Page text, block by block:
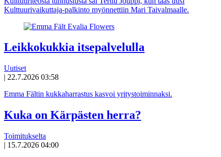
Kulttuurivaikuttaja-palkinto myönnettiin Mari Taivalmaalle.
Leikkokukkia itsepalvelulla
Uutiset
| 22.7.2026 03:58
Emma Fältin kukkaharrastus kasvoi yritystoiminnaksi.
Kuka on Kärpästen herra?
Toimitukselta
| 15.7.2026 04:00